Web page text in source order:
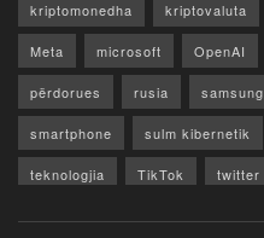
kriptomonedha kriptovaluta
Meta microsoft OpenAI
përdorues rusia samsung
smartphone sulm kibernetik
teknologjia TikTok twitter